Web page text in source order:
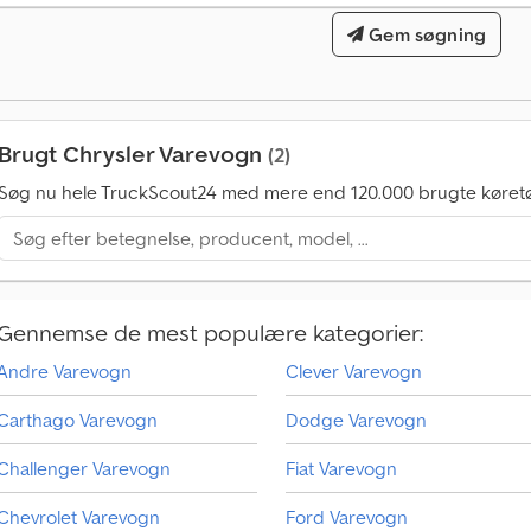
centrallås, ekstra forlygter, elektronisk
klimaanlæg, navigationssystem, skydedør, sommersdæk, trailertræk,
Touring L - Multi VAN, 3,6 l Pentastar V6 ESS motor. Customer Preferred
Gem søgning
Brugt Chrysler Varevogn (2)
nu hele TruckScout24 med mere end 120.000 brugte
de mest populære kategorier:
Varevogn
Varevogn
Varevogn
Varevogn
Clever Varevogn
Dodge Varevogn
Fiat Varevogn
Ford Varevogn
r
1
0
.
0
k
b
f
o
r
e
s
p
r